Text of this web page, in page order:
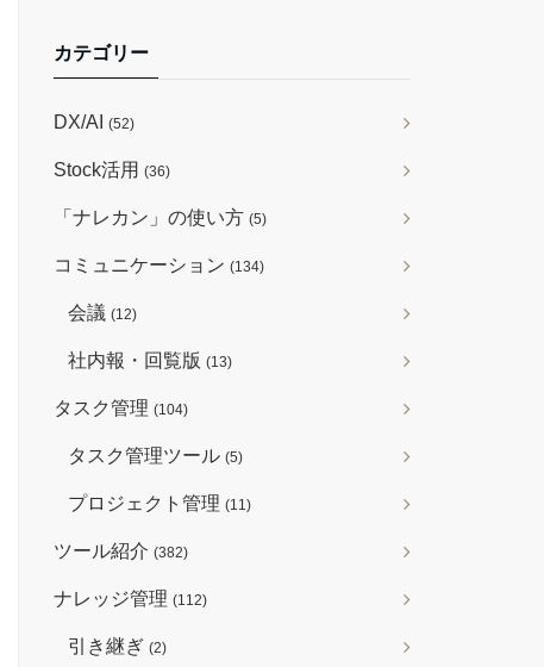
カテゴリー
DX/AI (52)
Stock活用 (36)
「ナレカン」の使い方 (5)
コミュニケーション (134)
会議 (12)
社内報・回覧版 (13)
タスク管理 (104)
タスク管理ツール (5)
プロジェクト管理 (11)
ツール紹介 (382)
ナレッジ管理 (112)
引き継ぎ (2)